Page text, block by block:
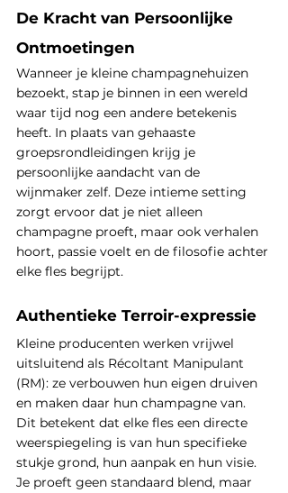
De Kracht van Persoonlijke
Ontmoetingen
Wanneer je kleine champagnehuizen
bezoekt, stap je binnen in een wereld
waar tijd nog een andere betekenis
heeft. In plaats van gehaaste
groepsrondleidingen krijg je
persoonlijke aandacht van de
wijnmaker zelf. Deze intieme setting
zorgt ervoor dat je niet alleen
champagne proeft, maar ook verhalen
hoort, passie voelt en de filosofie achter
elke fles begrijpt.
Authentieke Terroir-expressie
Kleine producenten werken vrijwel
uitsluitend als Récoltant Manipulant
(RM): ze verbouwen hun eigen druiven
en maken daar hun champagne van.
Dit betekent dat elke fles een directe
weerspiegeling is van hun specifieke
stukje grond, hun aanpak en hun visie.
Je proeft geen standaard blend, maar